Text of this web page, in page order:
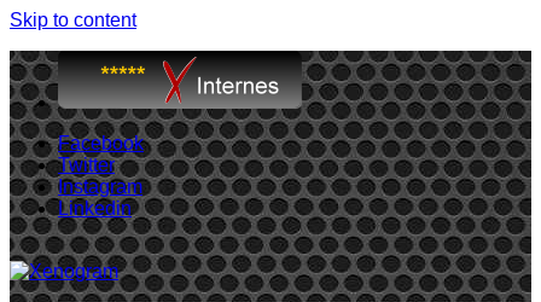
Skip to content
Facebook
Twitter
Instagram
Linkedin